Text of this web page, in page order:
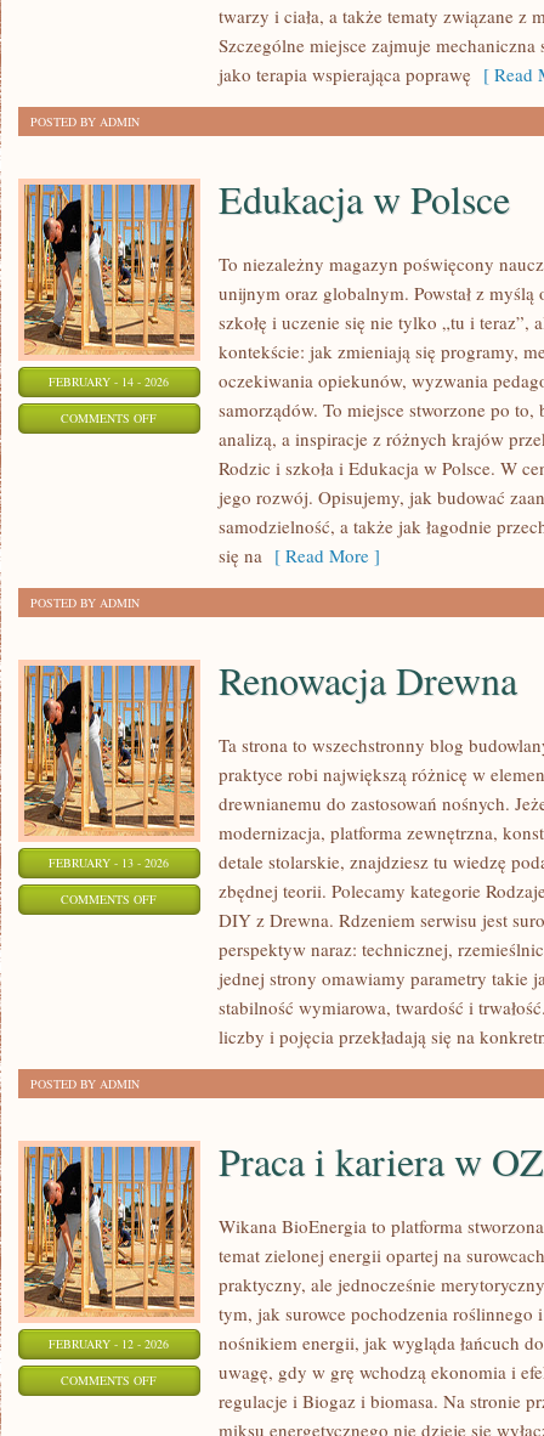
twarzy i ciała, a także tematy związane z
Szczególne miejsce zajmuje
jako terapia wspierająca poprawę [ Read
POSTED BY ADMIN
FEBRUARY - 14 - 2026
COMMENTS OFFON
Edukacja w Polsce
To niezależny magazyn poświęcony
unijnym oraz globalnym. Powstał z
szkołę i uczenie się nie tylko „tu i teraz”,
kontekście: jak zmieniają się programy,
oczekiwania opiekunów, wyzwania
samorządów. To miejsce stworzone po to,
analizą, a inspiracje z różnych krajów
Rodzic i szkoła i Edukacja w Polsce. W
jego rozwój. Opisujemy, jak budować
samodzielność, a także jak łagodnie
się na [ Read More ]
POSTED BY ADMIN
FEBRUARY - 13 - 2026
COMMENTS OFFON
RENOWACJA
Renowacja Drewna
Ta strona to wszechstronny blog
praktyce robi największą różnicę w
drewnianemu do zastosowań nośnych.
modernizacja, platforma zewnętrzna,
detale stolarskie, znajdziesz tu wiedzę
zbędnej teorii. Polecamy kategorie
DIY z Drewna. Rdzeniem serwisu jest
perspektyw naraz: technicznej,
jednej strony omawiamy parametry takie
stabilność wymiarowa, twardość i
liczby i pojęcia przekładają się na
POSTED BY ADMIN
FEBRUARY - 12 - 2026
COMMENTS OFFON
Praca i kariera w
Wikana BioEnergia to platforma
temat zielonej energii opartej na
praktyczny, ale jednocześnie
tym, jak surowce pochodzenia roślinnego
nośnikiem energii, jak wygląda łańcuch
uwagę, gdy w grę wchodzą ekonomia i
regulacje i Biogaz i biomasa. Na stronie
miksu energetycznego nie dzieje się